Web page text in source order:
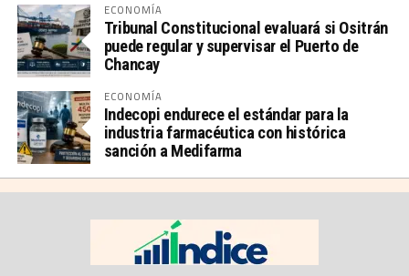
ECONOMÍA
Tribunal Constitucional evaluará si Ositrán
puede regular y supervisar el Puerto de
Chancay
ECONOMÍA
Indecopi endurece el estándar para la
industria farmacéutica con histórica
sanción a Medifarma